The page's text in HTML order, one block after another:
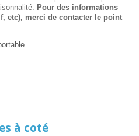
Pour des informations
etc), merci de contacter le point
à coté